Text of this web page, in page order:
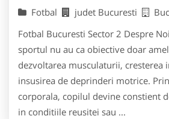
Fotbal judet Bucuresti
Fotbal Bucuresti Sector 2 Despre
sportul nu au ca obiective doar
dezvoltarea musculaturii, cresterea
insusirea de deprinderi motrice.
corporala, copilul devine constient
in conditiile reusitei sau ...